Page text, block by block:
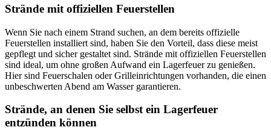
Strände mit offiziellen Feuerstellen
Wenn Sie nach einem Strand suchen, an dem bereits offizielle
Feuerstellen installiert sind, haben Sie den Vorteil, dass diese meist
gepflegt und sicher gestaltet sind. Strände mit offiziellen Feuerstellen
sind ideal, um ohne großen Aufwand ein Lagerfeuer zu genießen.
Hier sind Feuerschalen oder Grilleinrichtungen vorhanden, die einen
unbeschwerten Abend am Wasser garantieren.
Strände, an denen Sie selbst ein Lagerfeuer
entzünden können